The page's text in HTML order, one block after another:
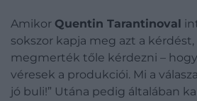
Amikor Quentin Tarantinoval
sokszor kapja meg azt a
megmerték tőle kérdezni –
véresek a produkciói. Mi a
jó buli!” Utána pedig általában